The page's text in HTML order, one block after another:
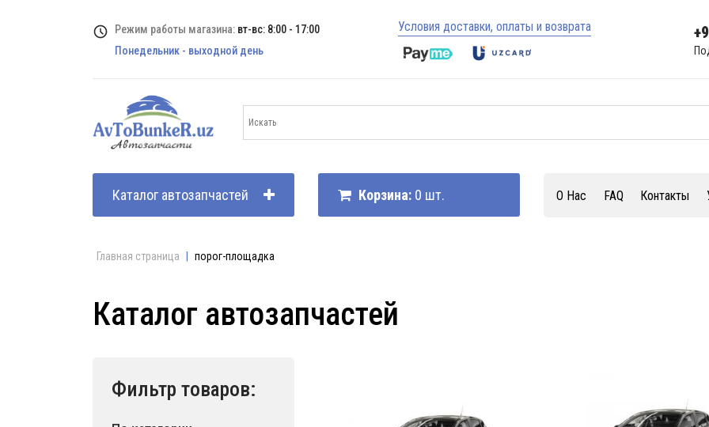
Режим работы магазина: вт-вс: 8:00 - 17:00
Понедельник - выходной день
Условия доставки, оплаты и возврата
Каталог автозапчастей Корзина: 0 шт. О Нас FAQ Контакты
Главная страница порог-площадка
Каталог автозапчастей
Фильтр товаров: